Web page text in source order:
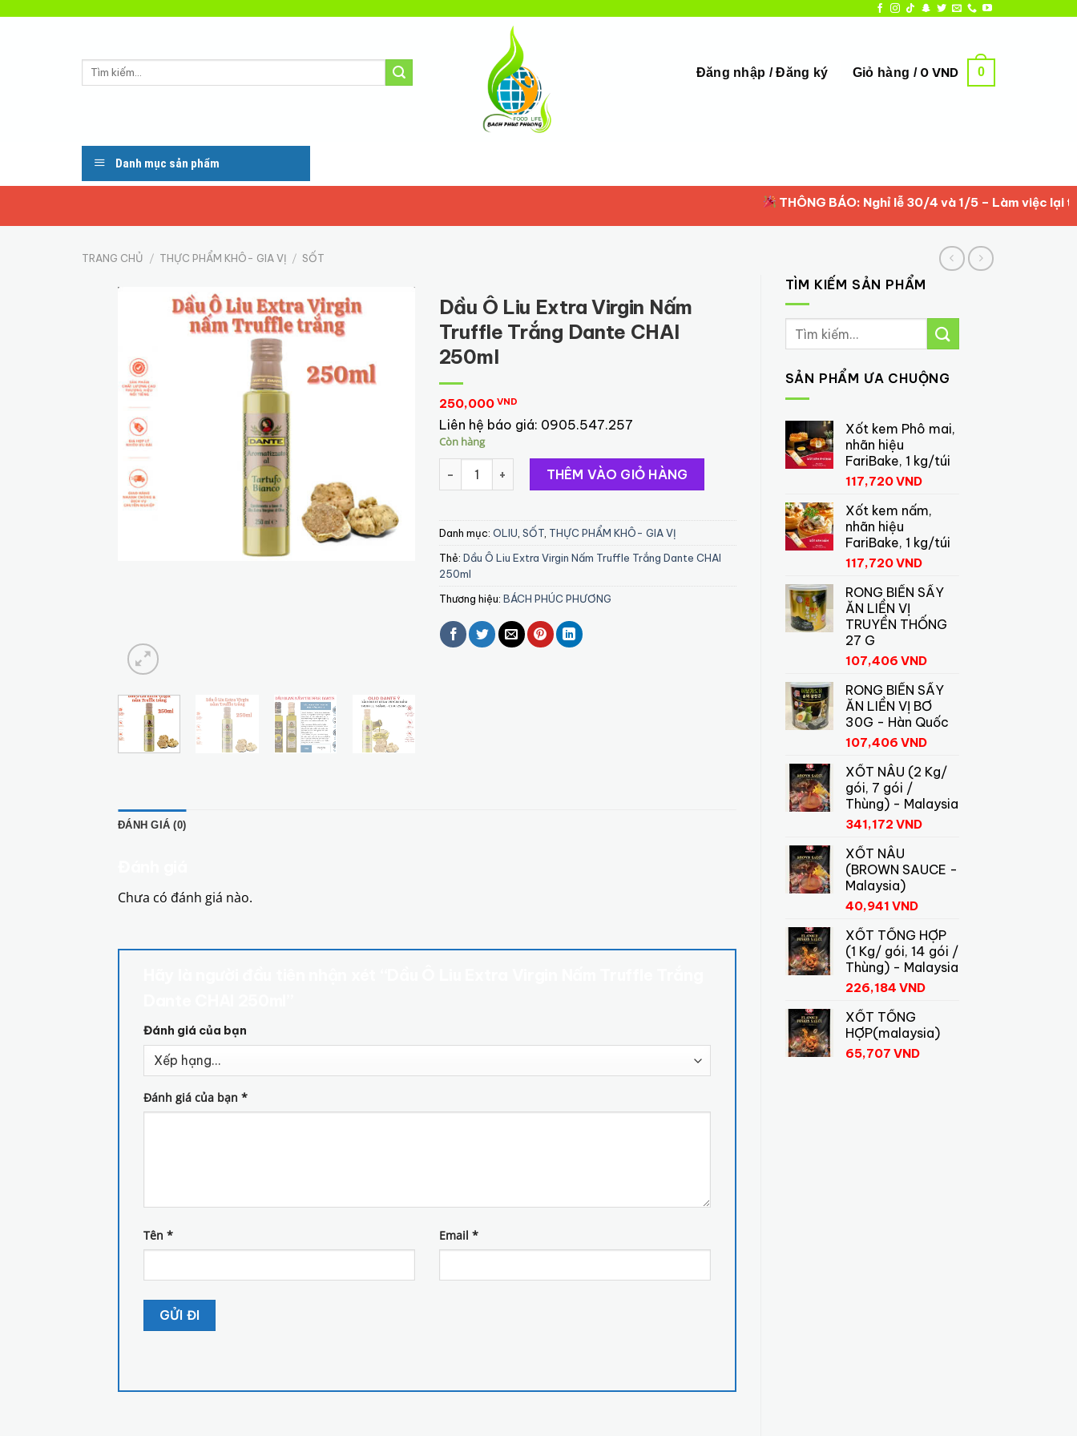
Tìm
Đăng nhập / Đăng ký Giỏ hàng / 0 VND 0
Danh mục sản phẩm
THÔNG BÁO: Nghỉ lễ 30/4 và 1/5 – Làm việc lại từ 2/
TRANG CHỦ / THỰC PHẨM KHÔ- GIA VỊ / SỐT
TÌM KIẾM SẢN PHẨM
Tìm
SẢN PHẨM ƯA CHUỘNG
Xốt kem Phô mai,
nhãn hiệu
FariBake, 1 kg/túi
117,720VND
Xốt kem nấm,
nhãn hiệu
FariBake, 1 kg/túi
117,720VND
RONG BIỂN SẤY
ĂN LIỀN VỊ
TRUYỀN THỐNG
27 G
107,406 VND
RONG BIỂN SẤY
ĂN LIỀN VỊ BƠ
30G - Hàn Quốc
107,406 VND
XỐT NÂU (2 Kg/
gói, 7 gói /
Thùng) - Malaysia
341,172 VND
XỐT NÂU
(BROWN SAUCE -
Malaysia)
40,941 VND
XỐT TỔNG HỢP
(1 Kg/ gói, 14 gói /
Thùng) - Malaysia
226,184 VND
XỐT TỔNG
HỢP(malaysia)
65,707 VND
Dầu Ô Liu Extra Virgin Nấm
Truffle Trắng Dante CHAI
250ml
250,000 VND
Liên hệ báo giá: 0905.547.257
Còn hàng
Dầu Ô Liu Extra Virgin Nấm Truffle Trắng Dante CHAI 250ml số lượng
THÊM VÀO GIỎ HÀNG
Danh mục: OLIU SỐT, THỰC PHẨM KHÔ- GIA VỊ
Thẻ: Dầu Ô Liu Extra Virgin Nấm Truffle Trắng Dante CHAI
250ml
Thương hiệu: BÁCH PHÚC PHƯƠNG
ĐÁNH GIÁ (0)
Chưa có đánh giá nào.
Đánh giá của bạn
Đánh giá của bạn *
Tên * Email *